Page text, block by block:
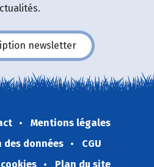
newsletter
Mentions légales
données
CGU
Plan du site